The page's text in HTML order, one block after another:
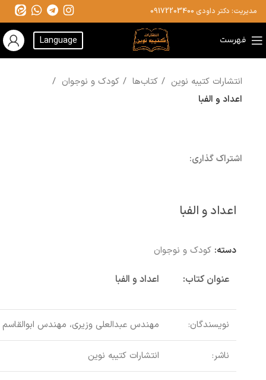
مدیریت: دکتر داودی 09172203400
فهرست Language
انتشارات کتیبه نوین کتاب‌ها
کودک و نوجوان
اعداد و الفبا
اشتراک گذاری:
اعداد و الفبا
دسته: کودک و نوجوان
عنوان کتاب: اعداد و الفبا
نویسندگان: مهندس عبدالعلی وزیری، مهندس
ناشر: انتشارات کتیبه نوین